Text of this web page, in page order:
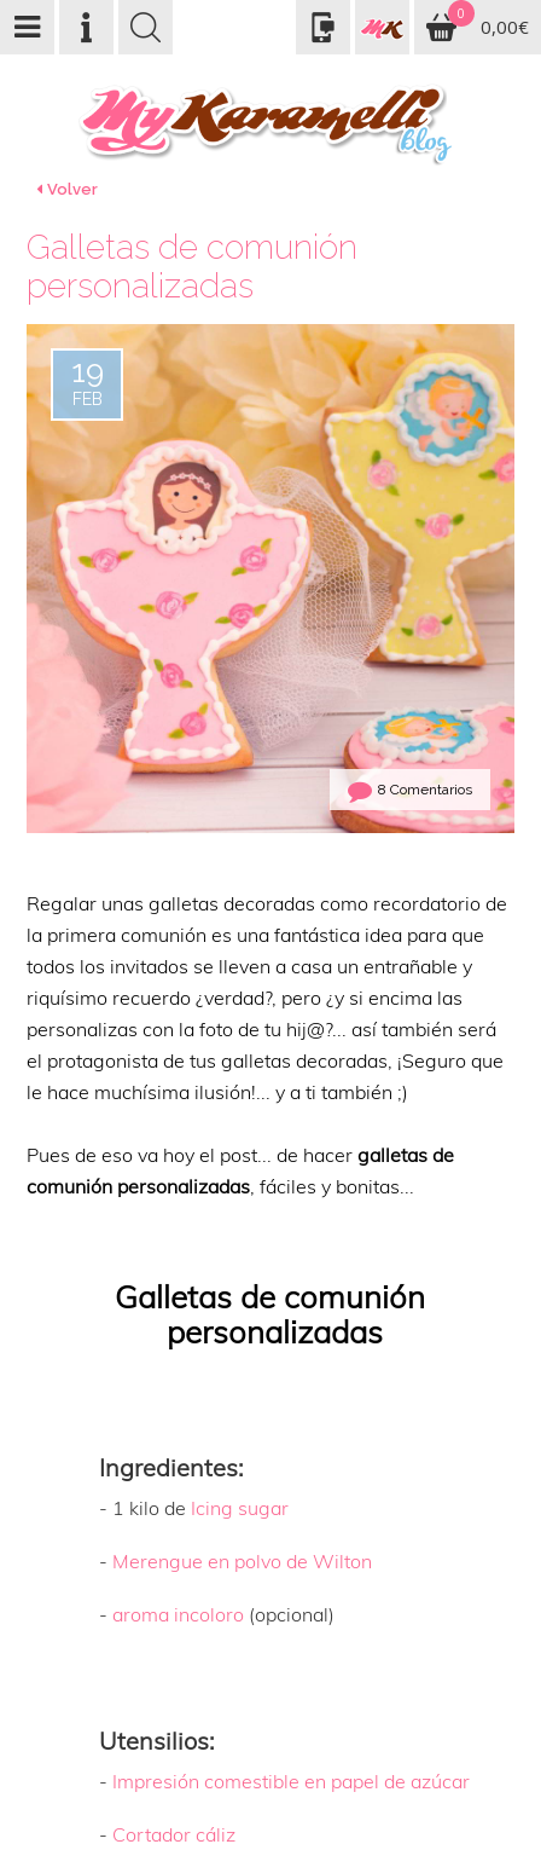
0
0,00€
Volver
Galletas de comunión
personalizadas
19
FEB
8 Comentarios
Regalar unas galletas decoradas como recordatorio de
la primera comunión es una fantástica idea para que
todos los invitados se lleven a casa un entrañable y
riquísimo recuerdo ¿verdad?, pero ¿y si encima las
personalizas con la foto de tu hij@?... así también será
el protagonista de tus galletas decoradas, ¡Seguro que
le hace muchísima ilusión!... y a ti también ;)
Pues de eso va hoy el post... de hacergalletas de
comunión personalizadas , fáciles y bonitas...
Galletas de comunión
personalizadas
Ingredientes:
- 1 kilo de Icing sugar
- Merengue en polvo de Wilton
- aroma incoloro (opcional)
Utensilios:
- Impresión comestible en papel de azúcar
- Cortador cáliz